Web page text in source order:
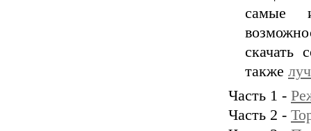
самые
скачать
также
Часть 1 -
Часть 2 -